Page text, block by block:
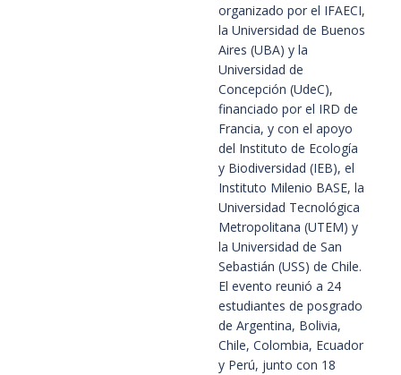
organizado por el IFAECI,
la Universidad de Buenos
Aires (UBA) y la
Universidad de
Concepción (UdeC),
financiado por el IRD de
Francia, y con el apoyo
del Instituto de Ecología
y Biodiversidad (IEB), el
Instituto Milenio BASE, la
Universidad Tecnológica
Metropolitana (UTEM) y
la Universidad de San
Sebastián (USS) de Chile.
El evento reunió a 24
estudiantes de posgrado
de Argentina, Bolivia,
Chile, Colombia, Ecuador
y Perú, junto con 18